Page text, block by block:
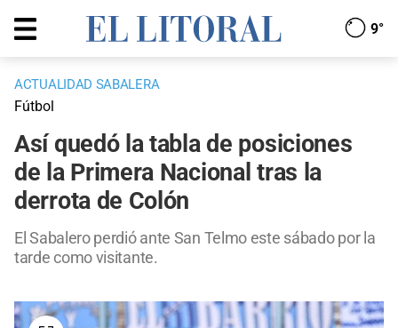
9°
ACTUALIDAD SABALERA
Fútbol
Así quedó la tabla de posiciones
de la Primera Nacional tras la
derrota de Colón
El Sabalero perdió ante San Telmo este sábado por la
tarde como visitante.